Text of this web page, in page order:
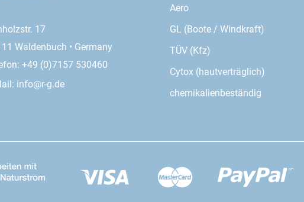
17
Waldenbuch • Germany
+49 (0)7157 530460
info@r-g.de
Aero
GL (Boote / Windkraft)
TÜV (Kfz)
Cytox (hautverträglich)
chemikalienbeständig